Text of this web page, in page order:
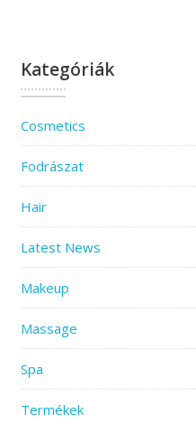
Kategóriák
Cosmetics
Fodrászat
Hair
Latest News
Makeup
Massage
Spa
Termékek